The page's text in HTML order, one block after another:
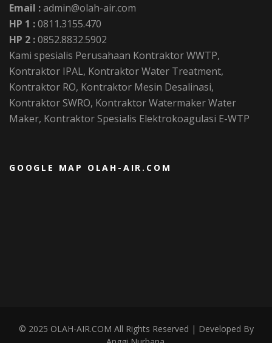
Email :admin@olah-air.com
HP 1 :0811.3155.470
HP 2 :0852.8832.5902
Kami spesialis Perusahaan Kontraktor WWTP,
Kontraktor IPAL, Kontraktor Water Treatment,
Kontraktor RO, Kontraktor Mesin Desalinasi,
Kontraktor SWRO, Kontraktor Watermaker Water
Maker, Kontraktor Spesialis Elektrokoagulasi E-WTP
GOOGLE MAP OLAH-AIR.COM
© 2025 OLAH-AIR.COM All Rights Reserved | Developed By